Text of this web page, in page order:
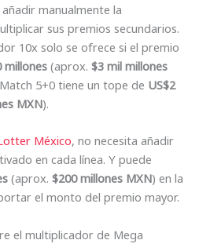
manualmente la
sus premios secundarios.
10x solo se ofrece si el premio
millones(aprox. $3 mil millones
5+0 tiene un tope de US$2
MXN).
México, no necesita añadir
en cada línea. Y puede
(aprox. $200 millones MXN) en la
el monto del premio mayor.
el multiplicador de Mega